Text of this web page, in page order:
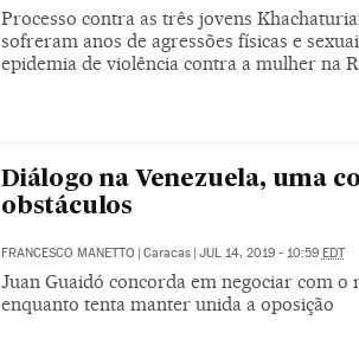
Processo contra as três jovens
sofreram anos de agressões físicas e
epidemia de violência contra a mulher na
Diálogo na Venezuela, uma
obstáculos
FRANCESCO MANETTO Caracas JUL 14, 2019 - 10:59 EDT
Juan Guaidó concorda em negociar com o
enquanto tenta manter unida a oposição